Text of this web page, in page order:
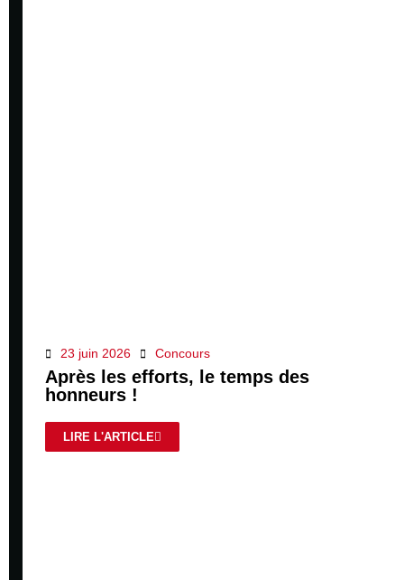
23 juin 2026 Concours
Après les efforts, le temps des
honneurs !
LIRE L'ARTICLE